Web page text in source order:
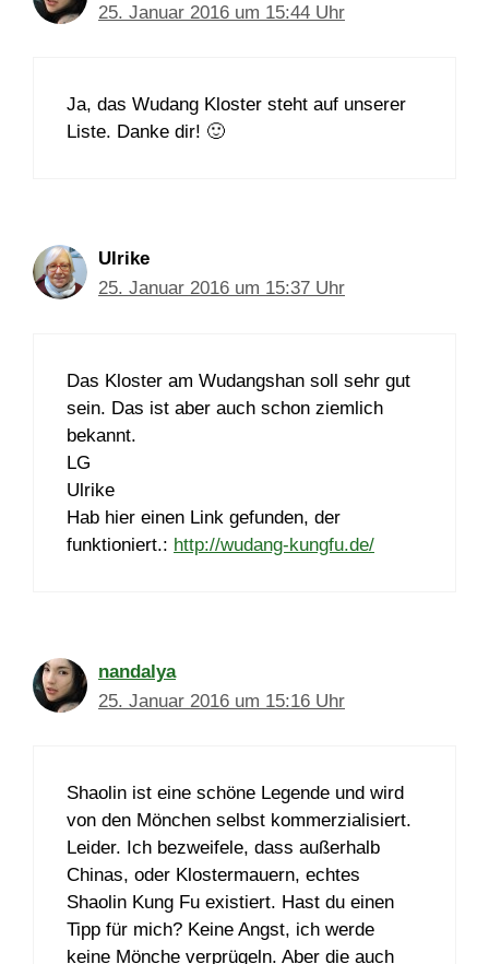
25. Januar 2016 um 15:44 Uhr
Ja, das Wudang Kloster steht auf unserer
Liste. Danke dir! 🙂
Ulrike
25. Januar 2016 um 15:37 Uhr
Das Kloster am Wudangshan soll sehr gut
sein. Das ist aber auch schon ziemlich
bekannt.
LG
Ulrike
Hab hier einen Link gefunden, der
funktioniert.: http://wudang-kungfu.de/
nandalya
25. Januar 2016 um 15:16 Uhr
Shaolin ist eine schöne Legende und wird
von den Mönchen selbst kommerzialisiert.
Leider. Ich bezweifele, dass außerhalb
Chinas, oder Klostermauern, echtes
Shaolin Kung Fu existiert. Hast du einen
Tipp für mich? Keine Angst, ich werde
keine Mönche verprügeln. Aber die auch